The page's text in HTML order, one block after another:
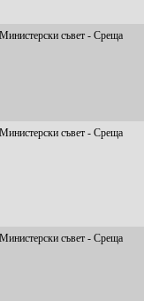
съвет - Среща
съвет - Среща
съвет - Среща